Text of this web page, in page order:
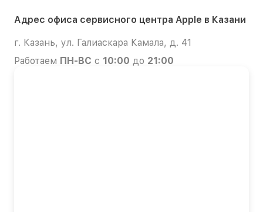
Адрес офиса сервисного центра Apple в Казани
г. Казань, ул. Галиаскара Камала, д. 41
Работаем ПН-ВС с 10:00 до 21:00